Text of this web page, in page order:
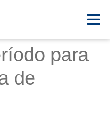
para
de